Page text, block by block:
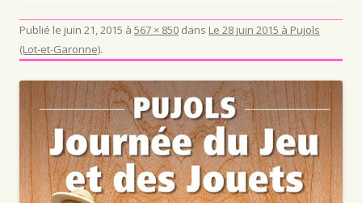
Publié le juin 21, 2015 à 567 × 850 dans Le 28 juin 2015 à Pujols
(Lot-et-Garonne).